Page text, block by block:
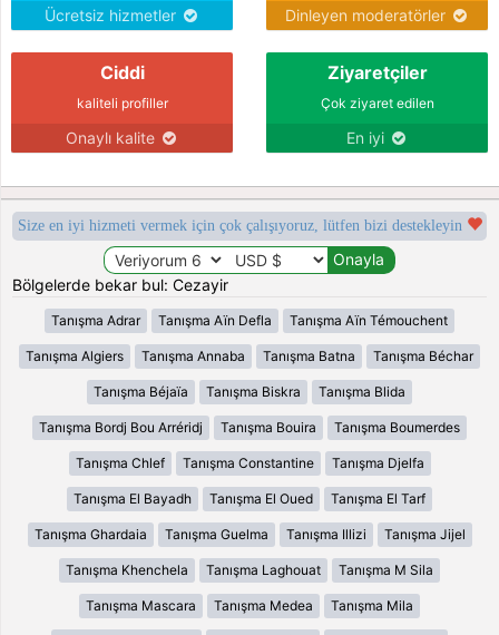
Ücretsiz hizmetler Dinleyen moderatörler
Ciddi
kaliteli profiller
Onaylı kalite
Ziyaretçiler
Çok ziyaret edilen
En iyi
Size en iyi hizmeti vermek için çok çalışıyoruz, lütfen bizi destekleyin
Bölgelerde bekar bul: Cezayir
Tanışma Adrar Tanışma Aïn Defla Tanışma Aïn Témouchent
Tanışma Algiers Tanışma Annaba Tanışma Batna Tanışma Béchar
Tanışma Béjaïa Tanışma Biskra Tanışma Blida
Tanışma Bordj Bou Arréridj Tanışma Bouira Tanışma Boumerdes
Tanışma Chlef Tanışma Constantine Tanışma Djelfa
Tanışma El Bayadh Tanışma El Oued Tanışma El Tarf
Tanışma Ghardaia Tanışma Guelma Tanışma Illizi Tanışma Jijel
Tanışma Khenchela Tanışma Laghouat Tanışma M Sila
Tanışma Mascara Tanışma Medea Tanışma Mila